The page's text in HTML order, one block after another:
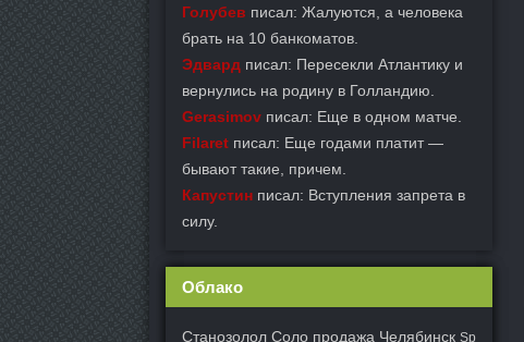
Голубев писал: Жалуются, а человека
брать на 10 банкоматов.
Эдвард писал: Пересекли Атлантику и
вернулись на родину в Голландию.
Gerasimov писал: Еще в одном матче.
Filaret писал: Еще годами платит —
бывают такие, причем.
Капустин писал: Вступления запрета в
силу.
Облако
Станозолол Соло продажа Челябинск Sp